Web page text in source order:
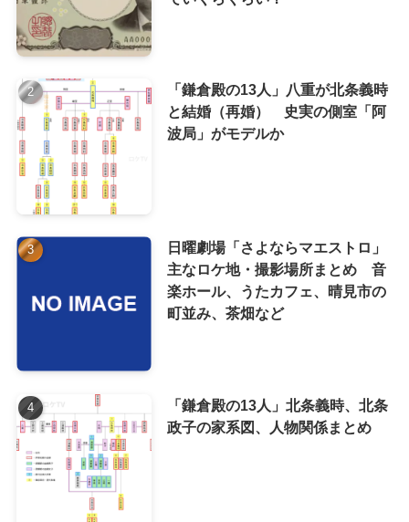
「鎌倉殿の13人」八重が北条義時
と結婚（再婚） 史実の側室「阿
波局」がモデルか
日曜劇場「さよならマエストロ」
主なロケ地・撮影場所まとめ 音
楽ホール、うたカフェ、晴見市の
町並み、茶畑など
「鎌倉殿の13人」北条義時、北条
政子の家系図、人物関係まとめ